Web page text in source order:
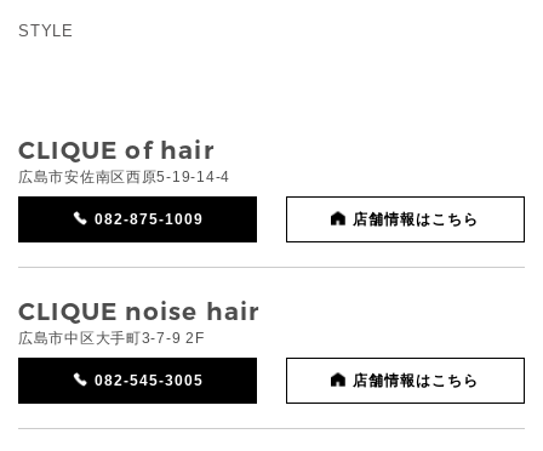
STYLE
CLIQUE of hair
広島市安佐南区西原5-19-14-4
082-875-1009 店舗情報はこちら
CLIQUE noise hair
広島市中区大手町3-7-9 2F
082-545-3005 店舗情報はこちら